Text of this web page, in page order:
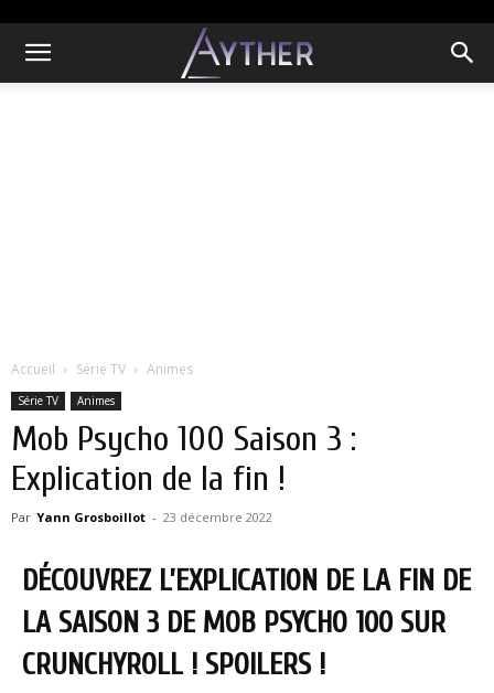
Accueil Série TV Animes
Série TV Animes
Mob Psycho 100 Saison 3 :
Explication de la fin !
Par Yann Grosboillot - 23 décembre 2022
DÉCOUVREZ L’EXPLICATION DE LA FIN DE
LA SAISON 3 DE MOB PSYCHO 100 SUR
CRUNCHYROLL ! SPOILERS !